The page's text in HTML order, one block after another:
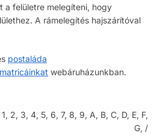
a felületre melegíteni, hogy
A rámelegítés hajszárítóval
postaláda
webáruházunkban.
2, 3, 4, 5, 6, 7, 8, 9, A, B, C, D, E, F,
G, /